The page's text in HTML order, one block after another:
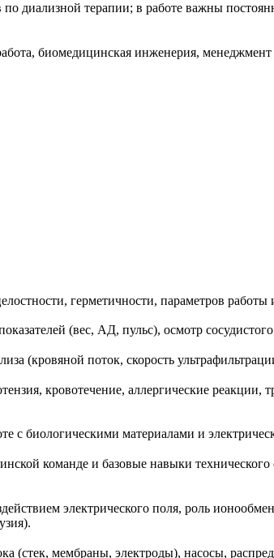
диализной терапии; в работе важны
биомедицинская инженерия,
герметичности, параметров
(вес, АД, пульс), осмотр
(кровяной поток, скорость
кровотечение, аллергические
биологическими материалами и
команде и базовые навыки
электрического поля, роль
(стек, мембраны, электроды), насосы,